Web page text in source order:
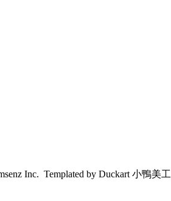
Inc. Templated by Duckart 小鴨美工